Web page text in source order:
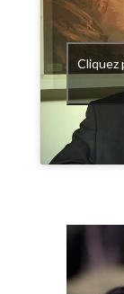
Cliquez